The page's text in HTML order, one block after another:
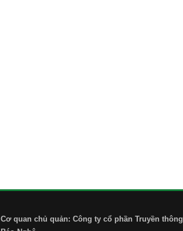
Cơ quan chủ quản: Công ty cổ phần Truyền thông